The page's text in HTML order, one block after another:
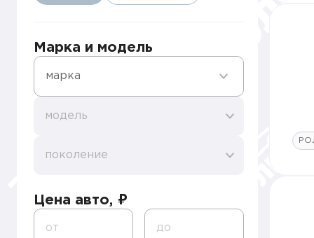
Марка и модель
марка
модель
поколение
Цена авто, ₽
от до